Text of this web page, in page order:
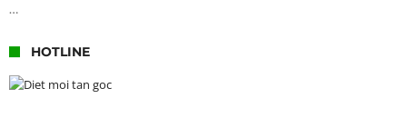
…
HOTLINE